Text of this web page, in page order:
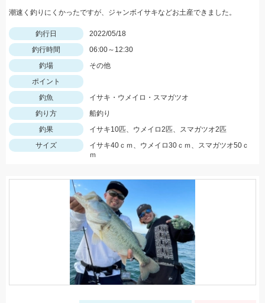
潮速く釣りにくかったですが、ジャンボイサキなどお土産できました。
釣行日
2022/05/18
釣行時間
06:00～12:30
釣場
その他
ポイント
釣魚
イサキ・ウメイロ・スマガツオ
釣り方
船釣り
釣果
イサキ10匹、ウメイロ2匹、スマガツオ2匹
サイズ
イサキ40ｃｍ、ウメイロ30ｃｍ、スマガツオ50ｃ
ｍ